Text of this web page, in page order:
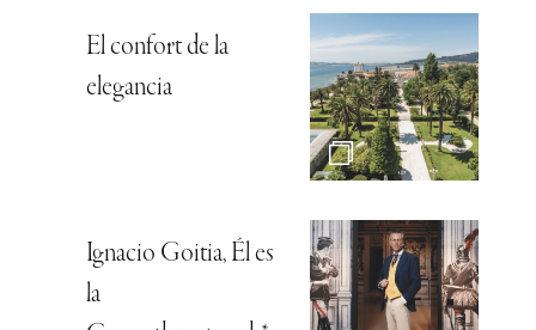
El confort de la
elegancia
Ignacio Goitia, Él es
la